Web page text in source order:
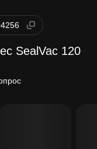
SealVac 120